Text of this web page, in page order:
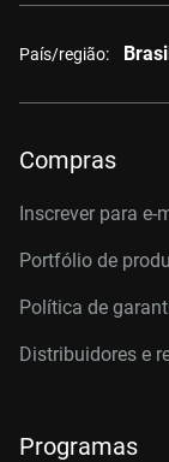
País/região:
Compras
Inscrever para e-
Portfólio de
Política de
Distribuidores e
Programas